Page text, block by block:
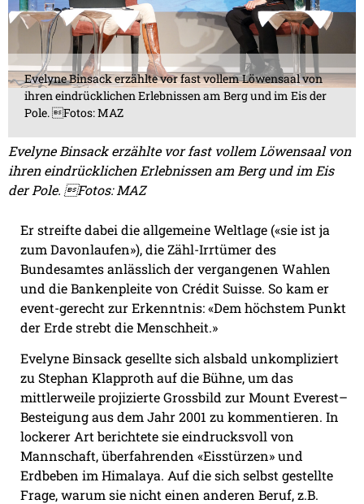
Evelyne Binsack erzählte vor fast vollem Löwensaal von
ihren eindrücklichen Erlebnissen am Berg und im Eis der
Pole. Fotos: MAZ
Evelyne Binsack erzählte vor fast vollem Löwensaal von
ihren eindrücklichen Erlebnissen am Berg und im Eis
der Pole. Fotos: MAZ
Er streifte dabei die allgemeine Weltlage («sie ist ja
zum Davonlaufen»), die Zähl-Irrtümer des
Bundesamtes anlässlich der vergangenen Wahlen
und die Bankenpleite von Crédit Suisse. So kam er
event-gerecht zur Erkenntnis: «Dem höchstem Punkt
der Erde strebt die Menschheit.»
Evelyne Binsack gesellte sich alsbald unkompliziert
zu Stephan Klapproth auf die Bühne, um das
mittlerweile projizierte Grossbild zur Mount Everest–
Besteigung aus dem Jahr 2001 zu kommentieren. In
lockerer Art berichtete sie eindrucksvoll von
Mannschaft, überfahrenden «Eisstürzen» und
Erdbeben im Himalaya. Auf die sich selbst gestellte
Frage, warum sie nicht einen anderen Beruf, z.B.